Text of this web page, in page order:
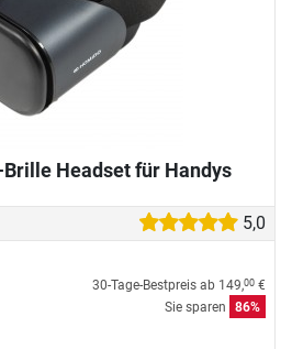
Brille Headset für Handys
5,0
30-Tage-Bestpreis ab 149,00 €
Sie sparen
86%